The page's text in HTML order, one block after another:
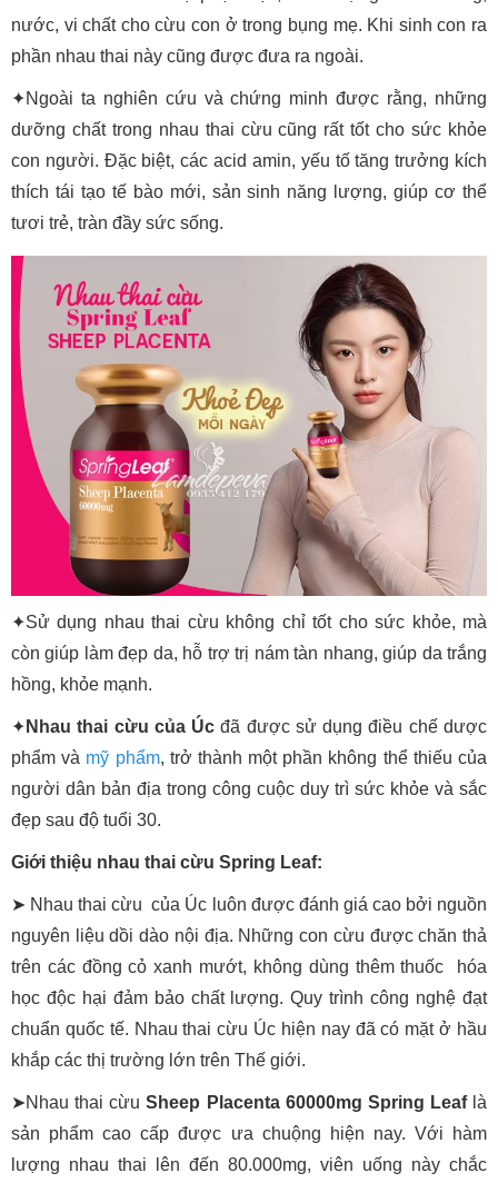
nước, vi chất cho cừu con ở trong bụng mẹ. Khi sinh con ra
phần nhau thai này cũng được đưa ra ngoài.
✦Ngoài ta nghiên cứu và chứng minh được rằng, những
dưỡng chất trong nhau thai cừu cũng rất tốt cho sức khỏe
con người. Đặc biệt, các acid amin, yếu tố tăng trưởng kích
thích tái tạo tế bào mới, sản sinh năng lượng, giúp cơ thể
tươi trẻ, tràn đầy sức sống.
✦Sử dụng nhau thai cừu không chỉ tốt cho sức khỏe, mà
còn giúp làm đẹp da, hỗ trợ trị nám tàn nhang, giúp da trắng
hồng, khỏe mạnh.
✦ Nhau thai cừu của Úc đã được sử dụng điều chế dược
phẩm và mỹ phẩm, trở thành một phần không thể thiếu của
người dân bản địa trong công cuộc duy trì sức khỏe và sắc
đẹp sau độ tuổi 30.
Giới thiệu nhau thai cừu Spring Leaf:
➤ Nhau thai cừu của Úc luôn được đánh giá cao bởi nguồn
nguyên liệu dồi dào nội địa. Những con cừu được chăn thả
trên các đồng cỏ xanh mướt, không dùng thêm thuốc hóa
học độc hại đảm bảo chất lượng. Quy trình công nghệ đạt
chuẩn quốc tế. Nhau thai cừu Úc hiện nay đã có mặt ở hầu
khắp các thị trường lớn trên Thế giới.
➤Nhau thai cừuSheep Placenta 60000mg Spring Leaf là
sản phẩm cao cấp được ưa chuộng hiện nay. Với hàm
lượng nhau thai lên đến 80.000mg, viên uống này chắc